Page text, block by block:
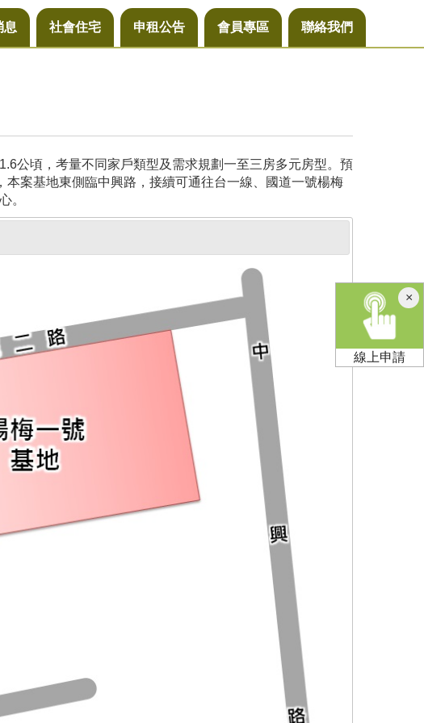
息 社會住宅 申租公告 會員專區 聯絡我們
公頃，考量不同家戶類型及需求規劃一至三房多元房型。預
案基地東側臨中興路，接續可通往台一線、國道一號楊梅
。
×關
閉
線上申請